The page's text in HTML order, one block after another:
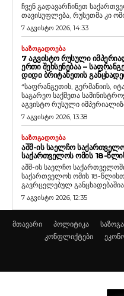
ჩვენ გადავარჩინეთ
თავისუფლება, რუსეთმა კი
7 აგვისტო 2026, 14:33
ᲡᲐᲖᲝᲒᲐᲓᲝᲔᲑᲐ
7 ᲐᲒᲕᲘᲡᲢᲝ ᲠᲣᲡᲣᲚᲘ
ᲔᲠᲗᲘ ᲨᲔᲮᲡᲔᲜᲔᲑᲐᲐ –
ᲓᲘᲓᲘ ᲑᲠᲘᲢᲐᲜᲔᲗᲘᲡ
“საფრანგეთის, გერმანიის,
საგარეო საქმეთა
აგვისტო რუსული
7 აგვისტო 2026, 13:38
ᲡᲐᲖᲝᲒᲐᲓᲝᲔᲑᲐ
ᲐᲨᲨ-ᲘᲡ ᲡᲐᲔᲚᲩᲝ
ᲡᲐᲥᲐᲠᲗᲕᲔᲚᲝᲡ ᲝᲛᲘᲡ 18-
აშშ-ის საელჩო
საქართველოს ომის 18-წლისთავს
გავრცელებულ განცხადებაშია
7 აგვისტო 2026, 12:35
მთავარი პოლიტიკა
კონფლიქტები